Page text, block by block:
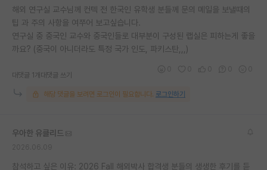
해외 연구실 교수님께 컨텍 전 한국인 유학생 분들께 문의 메일을 보낼때의
팁 과 주의 사항을 여쭈어 보고싶습니다.
연구실 중 중국인 교수와 중국인들로 대부분이 구성된 랩실은 피하는게 좋을
까요? (중국이 아니더라도 특정 국가 인도, 파키스탄,,,)
대댓글 1개 대댓글 쓰기
해당 댓글을 보려면 로그인이 필요합니다. 로그인하기
우아한 유클리드
참석하고 싶은 이유: 2026 Fall 해외박사 합격생 분들의 생생한 후기를 듣